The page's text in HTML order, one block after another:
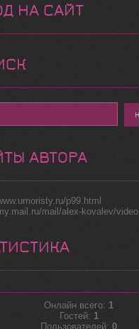
НА САЙТ
АВТОРА
p99.html
mail/alex-kovalev/video
Онлайн всего: 1
Гостей: 1
Пользователей: 0